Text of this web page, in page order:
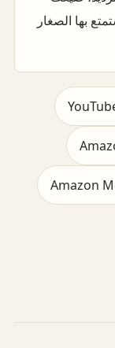
بها الصغار
Amazon